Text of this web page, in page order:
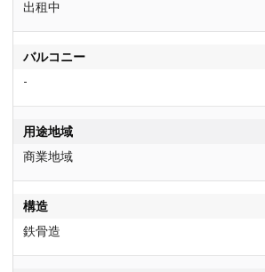
出租中
バルコニー
-
用途地域
商業地域
構造
鉄骨造